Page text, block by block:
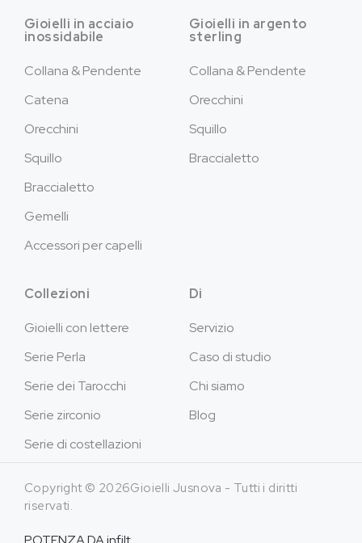
Gioielli in acciaio
inossidabile
Collana & Pendente
Catena
Orecchini
Squillo
Braccialetto
Gemelli
Accessori per capelli
Gioielli in argento
sterling
Collana & Pendente
Orecchini
Squillo
Braccialetto
Collezioni
Gioielli con lettere
Serie Perla
Serie dei Tarocchi
Serie zirconio
Serie di costellazioni
Di
Servizio
Caso di studio
Chi siamo
Blog
Copyright © 2026Gioielli Jusnova - Tutti i diritti
riservati.